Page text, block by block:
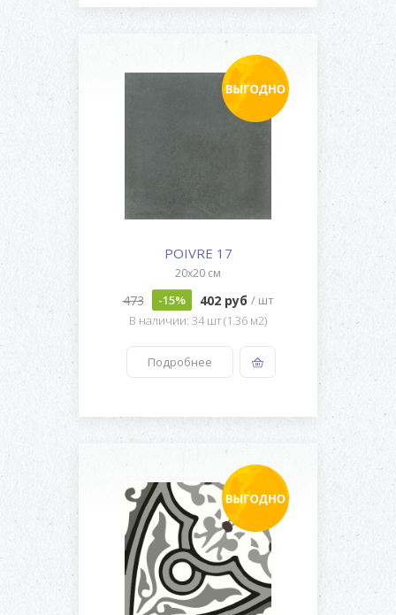
POIVRE 17
20x20 см
473 -15% 402 руб / шт
В наличии: 34 шт (1.36 м2)
Подробнее